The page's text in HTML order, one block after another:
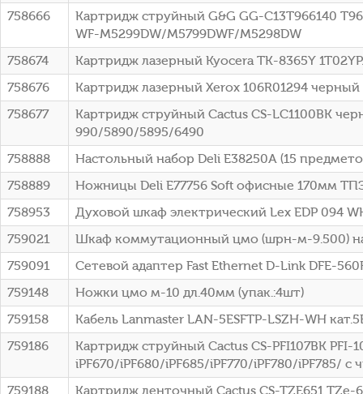
758666
Картридж струйный G&G GG-C13T966140
WF-M5299DW/M5799DWF/M5298DW
758674
Картридж лазерный Kyocera TK-8365Y
758676
Картридж лазерный Xerox 106R01294 черный
758677
Картридж струйный Cactus CS-LC1100BK
990/5890/5895/6490
758888
Настольный набор Deli E38250A (15
758889
Ножницы Deli E77756 Soft офисные 170мм
758953
Духовой шкаф электрический Lex EDP 094
759021
Шкаф коммутационный цмо (шрн-м-9.500)
759091
Сетевой адаптер Fast Ethernet D-Link DFE-
759148
Ножки цмо м-10 дл.40мм (упак.:4шт)
759158
Кабель Lanmaster LAN-5ESFTP-LSZH-WH
759186
Картридж струйный Cactus CS-PFI107BK PFI-
iPF670/iPF680/iPF685/iPF770/iPF780/iPF785/ с
759188
Картридж ленточный Cactus CS-TZE651